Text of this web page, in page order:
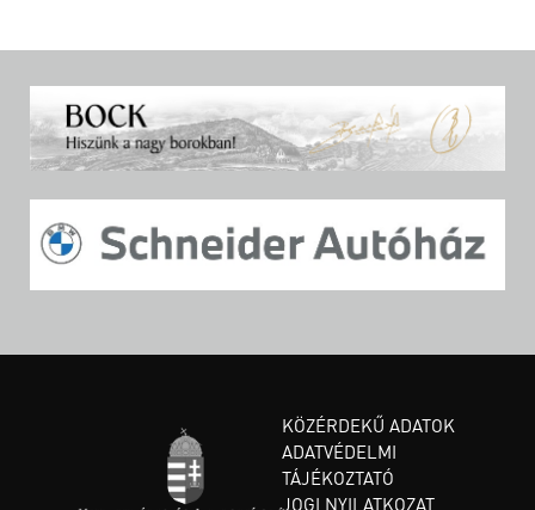
KÖZÉRDEKŰ ADATOK
ADATVÉDELMI
TÁJÉKOZTATÓ
JOGI NYILATKOZAT